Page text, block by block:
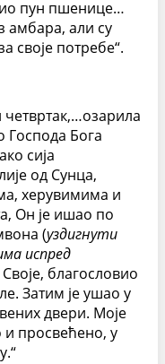
пун пшенице…
амбара, али су
своје потребе“.
четвртак,…озарила
Господа Бога
сија
од Сунца,
херувимима и
Он је ишао по
(уздигнути
испред
благословио
Затим је ушао у
двери. Моје
и просвећено, у